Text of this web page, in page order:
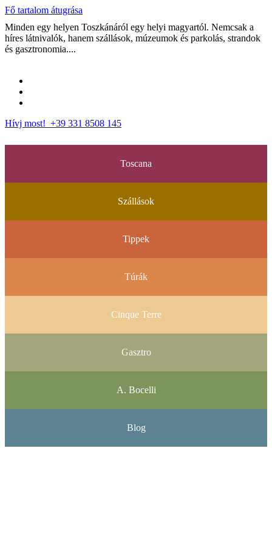
Fő tartalom átugrása
Minden egy helyen Toszkánáról egy helyi magyartól. Nemcsak a
híres látnivalók, hanem szállások, múzeumok és parkolás, strandok
és gasztronomia....
Hívj most! +39 331 8508 145
Toscana
Szállások
Tippek
Túrák
Cinque Terre
Gasztro
A. Bocelli
Blog